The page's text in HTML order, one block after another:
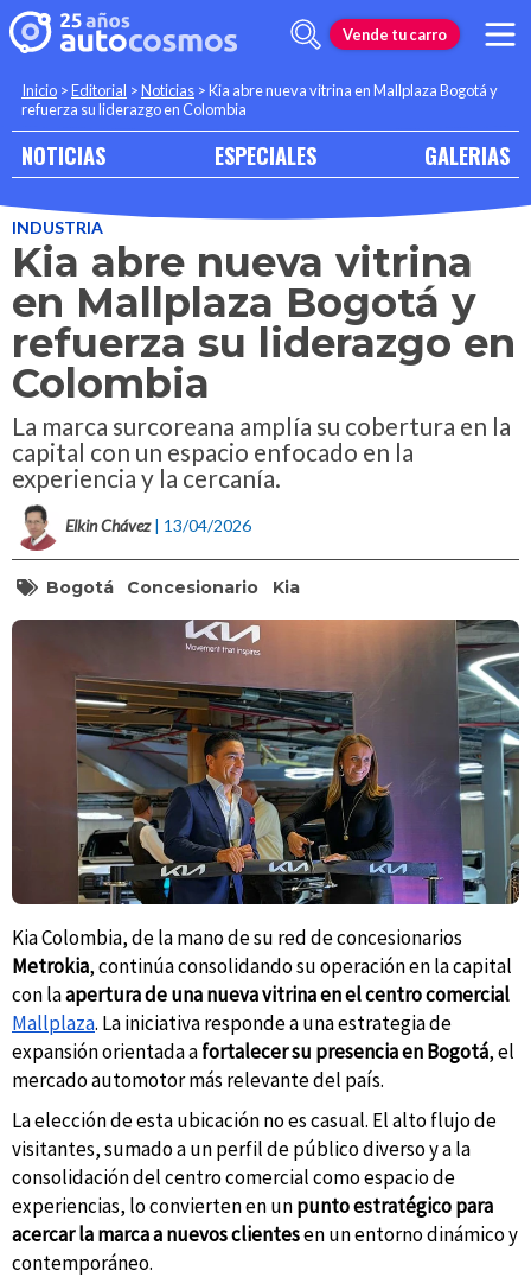
Vende tu carro
Inicio >Editorial >Noticias >Kia abre nueva vitrina en Mallplaza Bogotá y
refuerza su liderazgo en Colombia
NOTICIAS ESPECIALES GALERIAS
INDUSTRIA
Kia abre nueva vitrina
en Mallplaza Bogotá y
refuerza su liderazgo en
Colombia
La marca surcoreana amplía su cobertura en la
capital con un espacio enfocado en la
experiencia y la cercanía.
Elkin Chávez | 13/04/2026
Bogotá Concesionario Kia
Kia Colombia, de la mano de su red de concesionarios
Metrokia, continúa consolidando su operación en la capital
con laapertura de una nueva vitrina en el centro comercial
Mallplaza. La iniciativa responde a una estrategia de
expansión orientada afortalecer su presencia en Bogotá, el
mercado automotor más relevante del país.
La elección de esta ubicación no es casual. El alto flujo de
visitantes, sumado a un perfil de público diverso y a la
consolidación del centro comercial como espacio de
experiencias, lo convierten en unpunto estratégico para
acercar la marca a nuevos clientesen un entorno dinámico y
contemporáneo.